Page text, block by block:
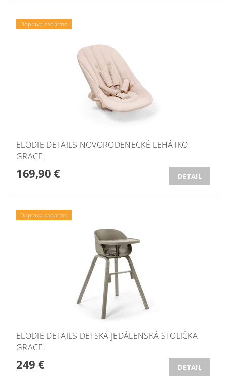
Doprava zadarmo
ELODIE DETAILS NOVORODENECKÉ LEHÁTKO
GRACE
169,90 € DETAIL
Doprava zadarmo
ELODIE DETAILS DETSKÁ JEDÁLENSKÁ STOLIČKA
GRACE
249 € DETAIL